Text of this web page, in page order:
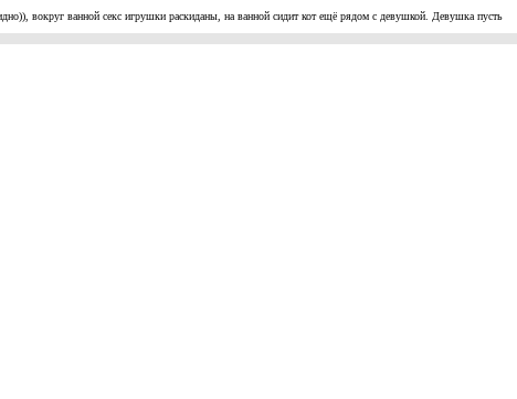
вокруг ванной секс игрушки раскиданы, на ванной сидит кот ещё рядом с девушкой. Девушка пусть